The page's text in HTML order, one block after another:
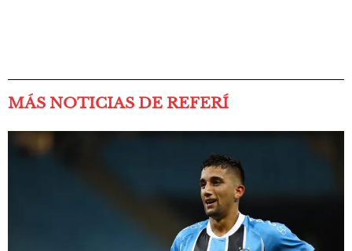
MÁS NOTICIAS DE REFERÍ